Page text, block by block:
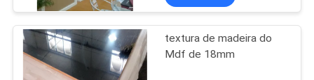
textura de madeira do
Mdf de 18mm